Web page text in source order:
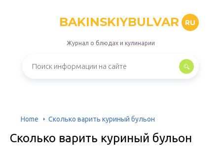
BAKINSKIYBULVAR RU
Журнал о блюдах и кулинарии
Home Сколько варить куриный бульон
Сколько варить куриный бульон